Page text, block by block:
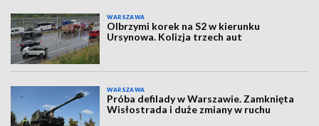
WARSZAWA
Olbrzymi korek na S2 w kierunku
Ursynowa. Kolizja trzech aut
WARSZAWA
Próba defilady w Warszawie. Zamknięta
Wisłostrada i duże zmiany w ruchu